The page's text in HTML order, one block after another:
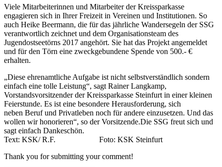
Viele Mitarbeiterinnen und Mitarbeiter der Kreissparkasse
engagieren sich in Ihrer Freizeit in Vereinen und Institutionen. So
auch Heike Beermann, die für das jährliche Wandersegeln der SSG
verantwortlich zeichnet und dem Organisationsteam des
Jugendostseetörns 2017 angehört. Sie hat das Projekt angemeldet
und für den Törn eine zweckgebundene Spende von 500.- €
erhalten.
„Diese ehrenamtliche Aufgabe ist nicht selbstverständlich sondern
einfach eine tolle Leistung“, sagt Rainer Langkamp,
Vorstandsvorsitzender der Kreissparkasse Steinfurt in einer kleinen
Feierstunde. Es ist eine besondere Herausforderung, sich
neben Beruf und Privatleben noch für andere einzusetzen. Und das
wollen wir honorieren“, so der Vorsitzende.Die SSG freut sich und
sagt einfach Dankeschön.
Text: KSK/ R.F. Foto: KSK Steinfurt
Thank you for submitting your comment!